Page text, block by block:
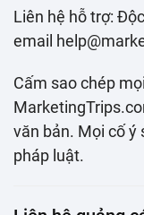
Liên hệ hỗ trợ:
email
Cấm sao chép
văn bản. Mọi cố ý
pháp luật.